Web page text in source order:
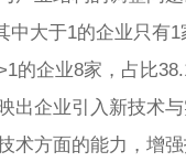
中大于1的企业只有
的企业8家，占比
出企业引入新技术
术方面的能力，增